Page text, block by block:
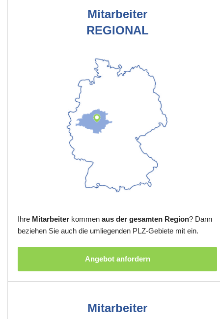
Mitarbeiter
REGIONAL
Ihre Mitarbeiter kommen aus der gesamten Region? Dann
beziehen Sie auch die umliegenden PLZ-Gebiete mit ein.
Angebot anfordern
Mitarbeiter